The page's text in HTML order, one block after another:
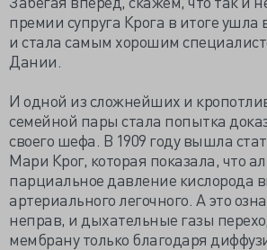
премии супруга Крога в итоге
и стала самым хорошим
Дании.
И одной из сложнейших и
семейной пары стала попытка
своего шефа. В 1909 году вышла
Мари Крог, которая показала, что
парциальное давление кислорода
артериального легочного. А это
неправ, и дыхательные газы
мембрану только благодаря